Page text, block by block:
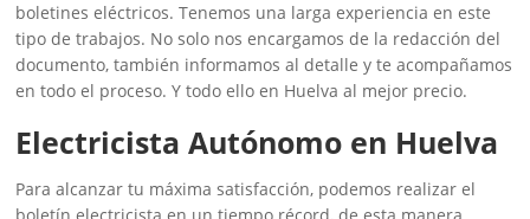
boletines eléctricos. Tenemos una larga experiencia en este
tipo de trabajos. No solo nos encargamos de la redacción del
documento, también informamos al detalle y te acompañamos
en todo el proceso. Y todo ello en Huelva al mejor precio.
Electricista Autónomo en Huelva
Para alcanzar tu máxima satisfacción, podemos realizar el